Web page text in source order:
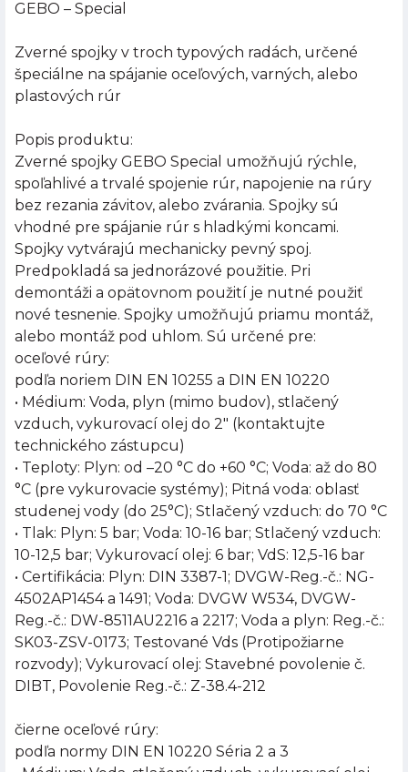
GEBO – Special
Zverné spojky v troch typových radách, určené
špeciálne na spájanie oceľových, varných, alebo
plastových rúr
Popis produktu:
Zverné spojky GEBO Special umožňujú rýchle,
spoľahlivé a trvalé spojenie rúr, napojenie na rúry
bez rezania závitov, alebo zvárania. Spojky sú
vhodné pre spájanie rúr s hladkými koncami.
Spojky vytvárajú mechanicky pevný spoj.
Predpokladá sa jednorázové použitie. Pri
demontáži a opätovnom použití je nutné použiť
nové tesnenie. Spojky umožňujú priamu montáž,
alebo montáž pod uhlom. Sú určené pre:
oceľové rúry:
podľa noriem DIN EN 10255 a DIN EN 10220
• Médium: Voda, plyn (mimo budov), stlačený
vzduch, vykurovací olej do 2" (kontaktujte
technického zástupcu)
• Teploty: Plyn: od –20 °C do +60 °C; Voda: až do 80
°C (pre vykurovacie systémy); Pitná voda: oblasť
studenej vody (do 25°C); Stlačený vzduch: do 70 °C
• Tlak: Plyn: 5 bar; Voda: 10-16 bar; Stlačený vzduch:
10-12,5 bar; Vykurovací olej: 6 bar; VdS: 12,5-16 bar
• Certifikácia: Plyn: DIN 3387-1; DVGW-Reg.-č.: NG-
4502AP1454 a 1491; Voda: DVGW W534, DVGW-
Reg.-č.: DW-8511AU2216 a 2217; Voda a plyn: Reg.-č.:
SK03-ZSV-0173; Testované Vds (Protipožiarne
rozvody); Vykurovací olej: Stavebné povolenie č.
DIBT, Povolenie Reg.-č.: Z-38.4-212
čierne oceľové rúry:
podľa normy DIN EN 10220 Séria 2 a 3